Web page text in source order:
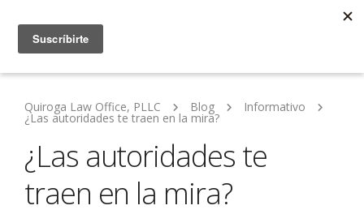
Quiroga Law Office, PLLC Blog Informativo
¿Las autoridades te traen en la mira?
¿Las autoridades te
traen en la mira?